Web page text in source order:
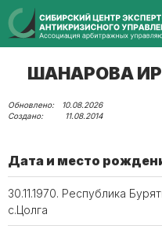
ШАНАРОВА
10.08.2026
11.08.2014
Дата и место
30.11.1970. Республика
с.Цолга